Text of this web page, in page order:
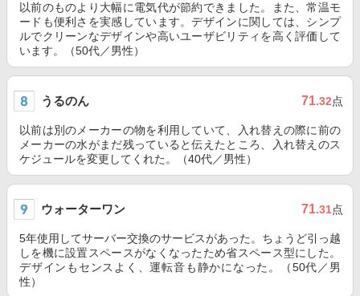
以前のものより大幅に電気代が節約できました。また、常温モ
ードも便利さを実感しています。デザインに関しては、シンプ
ルでクリーンなデザインや高いユーザビリティを高く評価して
います。（50代／男性）
うるのん 71.32点
以前は別のメーカーの物を利用していて、入れ替えの際に前の
メーカーの水がまだ残っていると伝えたところ、入れ替えのス
ケジュールを変更してくれた。（40代／男性）
ウォーターワン 71.31点
5年使用してサーバー交換のサービスがあった。ちょうど引っ越
しを機に設置スペースがなくなったため省スペース型にした。
デザインもセンスよく、運転音も静かになった。（50代／男
性）